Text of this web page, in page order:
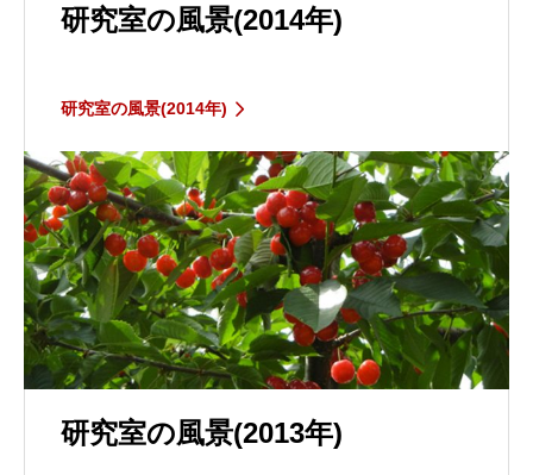
研究室の風景(2014年)
研究室の風景(2014年)
研究室の風景(2013年)